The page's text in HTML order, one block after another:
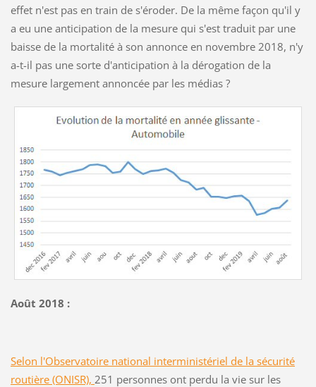
effet n'est pas en train de s'éroder. De la même façon qu'il y
a eu une anticipation de la mesure qui s'est traduit par une
baisse de la mortalité à son annonce en novembre 2018, n'y
a-t-il pas une sorte d'anticipation à la dérogation de la
mesure largement annoncée par les médias ?
Août 2018 :
Selon l'Observatoire national interministériel de la sécurité
routière (ONISR), 251 personnes ont perdu la vie sur les